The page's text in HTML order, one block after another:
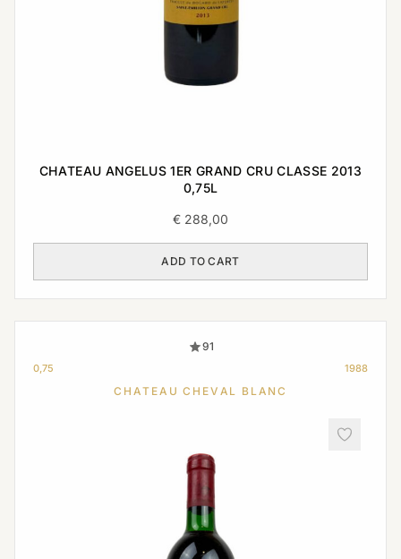
CHATEAU ANGELUS 1ER GRAND CRU CLASSE 2013
0,75L
€ 288,00
ADD TO CART
91
0,75 1988
CHATEAU CHEVAL BLANC